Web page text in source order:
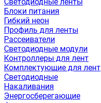
Блоки питания
Гибкий неон
Профиль для ленты
Рассеиватели
Светодиодные модули
Контроллеры для лент
Комплектующие для лент
Светодиодные
Накаливания
Энергосберегающие